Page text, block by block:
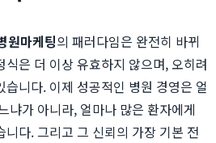
원마케팅의 패러다임은 완전히 바뀌
은 더 이상 유효하지 않으며, 오히려
니다. 이제 성공적인 병원 경영은 얼
냐가 아니라, 얼마나 많은 환자에게
다. 그리고 그 신뢰의 가장 기본 전